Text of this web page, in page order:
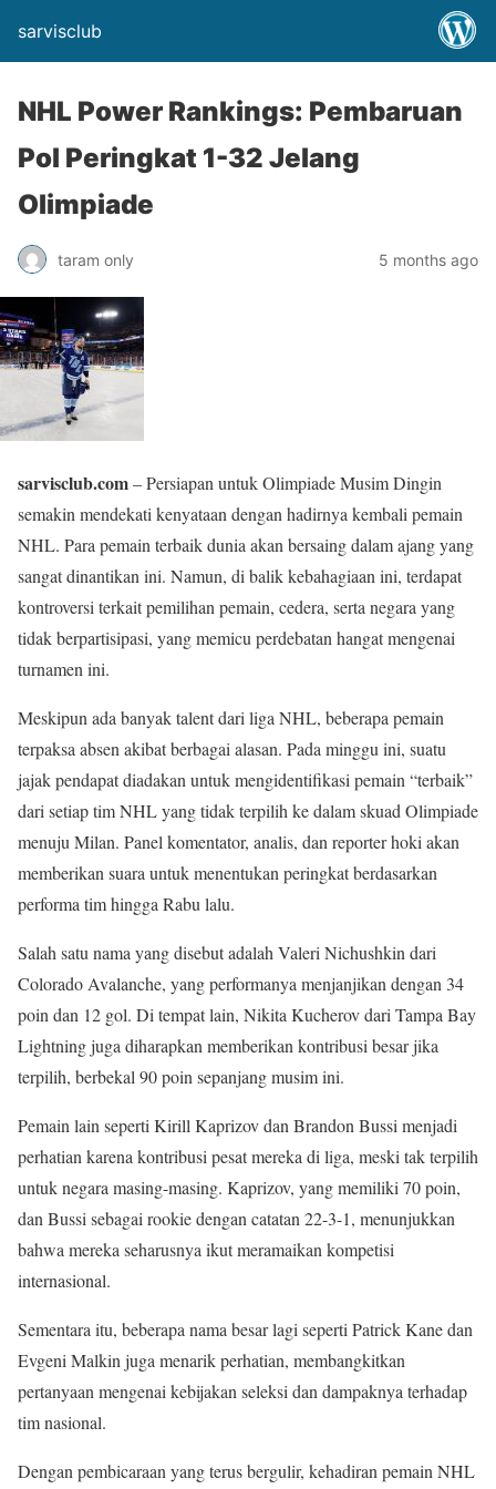
sarvisclub
NHL Power Rankings: Pembaruan
Pol Peringkat 1-32 Jelang
Olimpiade
taram only 5 months ago
sarvisclub.com– Persiapan untuk Olimpiade Musim Dingin
semakin mendekati kenyataan dengan hadirnya kembali pemain
NHL. Para pemain terbaik dunia akan bersaing dalam ajang yang
sangat dinantikan ini. Namun, di balik kebahagiaan ini, terdapat
kontroversi terkait pemilihan pemain, cedera, serta negara yang
tidak berpartisipasi, yang memicu perdebatan hangat mengenai
turnamen ini.
Meskipun ada banyak talent dari liga NHL, beberapa pemain
terpaksa absen akibat berbagai alasan. Pada minggu ini, suatu
jajak pendapat diadakan untuk mengidentifikasi pemain “terbaik”
dari setiap tim NHL yang tidak terpilih ke dalam skuad Olimpiade
menuju Milan. Panel komentator, analis, dan reporter hoki akan
memberikan suara untuk menentukan peringkat berdasarkan
performa tim hingga Rabu lalu.
Salah satu nama yang disebut adalah Valeri Nichushkin dari
Colorado Avalanche, yang performanya menjanjikan dengan 34
poin dan 12 gol. Di tempat lain, Nikita Kucherov dari Tampa Bay
Lightning juga diharapkan memberikan kontribusi besar jika
terpilih, berbekal 90 poin sepanjang musim ini.
Pemain lain seperti Kirill Kaprizov dan Brandon Bussi menjadi
perhatian karena kontribusi pesat mereka di liga, meski tak terpilih
untuk negara masing-masing. Kaprizov, yang memiliki 70 poin,
dan Bussi sebagai rookie dengan catatan 22-3-1, menunjukkan
bahwa mereka seharusnya ikut meramaikan kompetisi
internasional.
Sementara itu, beberapa nama besar lagi seperti Patrick Kane dan
Evgeni Malkin juga menarik perhatian, membangkitkan
pertanyaan mengenai kebijakan seleksi dan dampaknya terhadap
tim nasional.
Dengan pembicaraan yang terus bergulir, kehadiran pemain NHL